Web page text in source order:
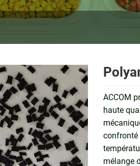
ACCOM
haute
confronté
mélange